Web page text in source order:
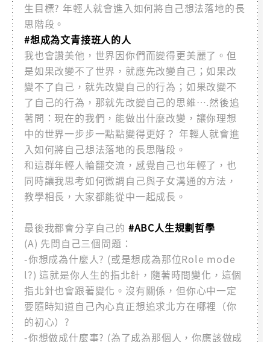
生目標? 年輕人就會進入如何將自己想法落地的長
思階段。
#想成為文青接班人的人
我也會讚美他，世界因你們而變得更美麗了。但
是如果改變不了世界，就應先改變自己；如果改
變不了自己，就先改變自己的行為；如果改變不
了自己的行為，那就先改變自己的思維….然後追
著問：現在的我們，能做出什麼改變，讓你理想
中的世界一步步一點點變得更好？ 年輕人就會進
入如何將自己想法落地的長思階段。
和這群年輕人輪翻交流，感覺自己也年輕了，也
同時讓我思考如何微調自己與子女溝通的方法，
教學相長，大家都能從中一起成長。
最後我都會分享自己的 #ABC人生規劃哲學
(A) 先問自己三個問題：
-你想成為什麼人? (或是想成為那位Role mode
l?) 這就是你人生的指北針，隨著時間變化，這個
指北針也會跟著變化。沒有關係，但你心中一定
要隨時知道自己內心真正想追求北方在哪裡（你
的初心）?
-你想做成什麼事? (為了成為那個人，你應該做成